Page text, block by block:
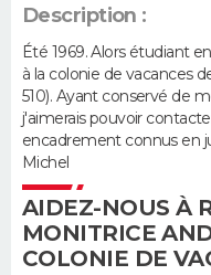
GUIDES D'ACHAT
BONS PLANS
CARTE DE VOEUX
Carte de Noël
Carte Bonne année
Carte Saint-Valentin
Carte Pâques
Carte d'anniversaire
DICTIONNAIRE
Dictionnaire
Biographies
Citations
Expressions
Proverbes
PROGRAMME TV
COPAINS D'AVANT
Description :
Été 1969. Alors étudiant
à la colonie de vacances
510). Ayant conservé de
j'aimerais pouvoir
encadrement connus en
Michel
AIDEZ-NOUS À
MONITRICE
COLONIE DE